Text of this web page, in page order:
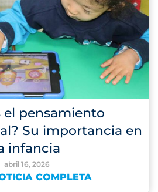
el pensamiento
Su importancia en
infancia
abril 16, 2026
COMPLETA